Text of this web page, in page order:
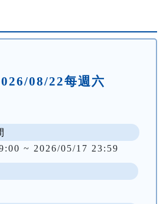
08/22每週六
~ 2026/05/17 23:59